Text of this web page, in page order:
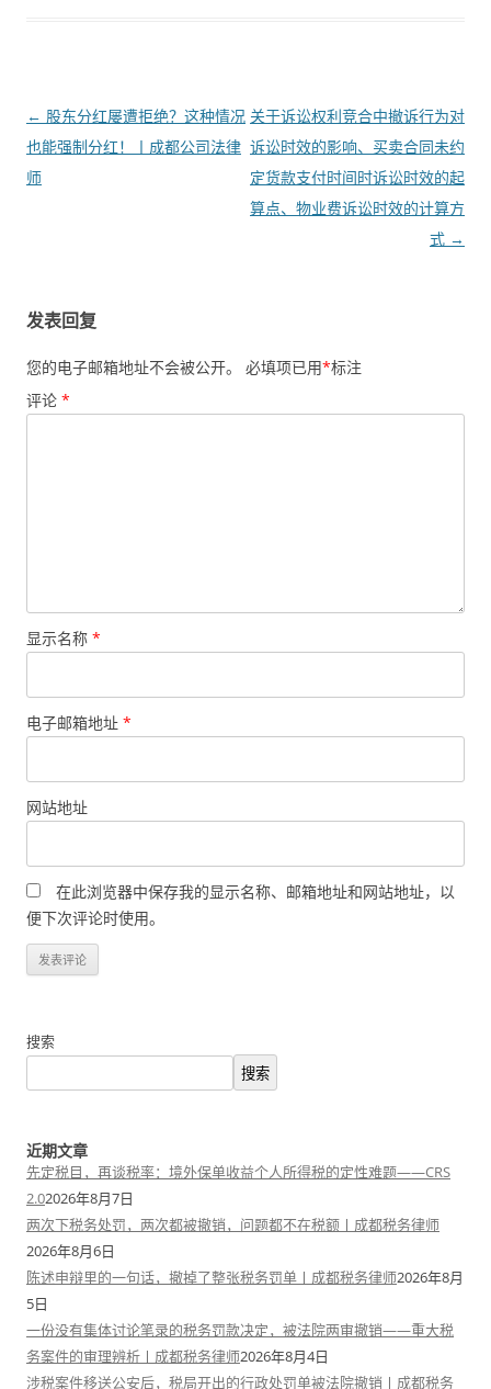
文
章
导
← 股东分红屡遭拒绝？这种情况
也能强制分红！丨成都公司法律
师
关于诉讼权利竞合中撤诉行为对
诉讼时效的影响、买卖合同未约
定货款支付时间时诉讼时效的起
算点、物业费诉讼时效的计算方
式 →
发表回复
您的电子邮箱地址不会被公开。 必填项已用*标注
评论 *
显示名称 *
电子邮箱地址 *
网站地址
在此浏览器中保存我的显示名称、邮箱地址和网站地址，以
便下次评论时使用。
搜索
搜索
近期文章
先定税目，再谈税率：境外保单收益个人所得税的定性难题——CRS
2.02026年8月7日
两次下税务处罚，两次都被撤销，问题都不在税额丨成都税务律师
2026年8月6日
陈述申辩里的一句话，撤掉了整张税务罚单丨成都税务律师2026年8月
5日
一份没有集体讨论笔录的税务罚款决定，被法院两审撤销——重大税
务案件的审理辨析丨成都税务律师2026年8月4日
涉税案件移送公安后，税局开出的行政处罚单被法院撤销丨成都税务